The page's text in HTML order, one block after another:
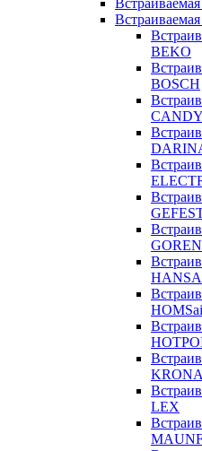
BEKO
BOSCH
CANDY
HANSA
KRONA
LEX